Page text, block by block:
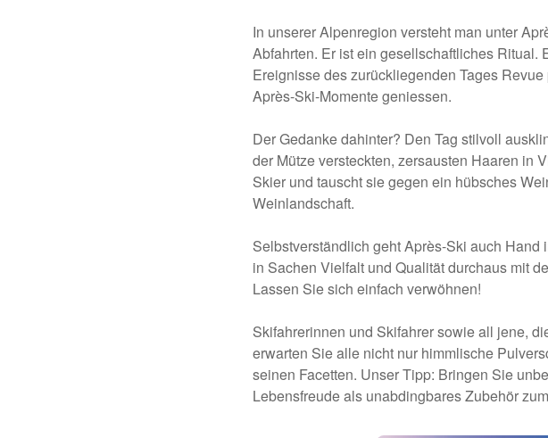
In unserer Alpenregion versteht man unter
Abfahrten. Er ist ein gesellschaftliches Ritual.
Ereignisse des zurückliegenden Tages
Après-Ski-Momente geniessen.
Der Gedanke dahinter? Den Tag stilvoll
der Mütze versteckten, zersausten Haaren in
Skier und tauscht sie gegen ein hübsches
Weinlandschaft.
Selbstverständlich geht Après-Ski auch
in Sachen Vielfalt und Qualität durchaus mit
Lassen Sie sich einfach verwöhnen!
Skifahrerinnen und Skifahrer sowie all jene,
erwarten Sie alle nicht nur himmlische
seinen Facetten. Unser Tipp: Bringen Sie
Lebensfreude als unabdingbares Zubehör